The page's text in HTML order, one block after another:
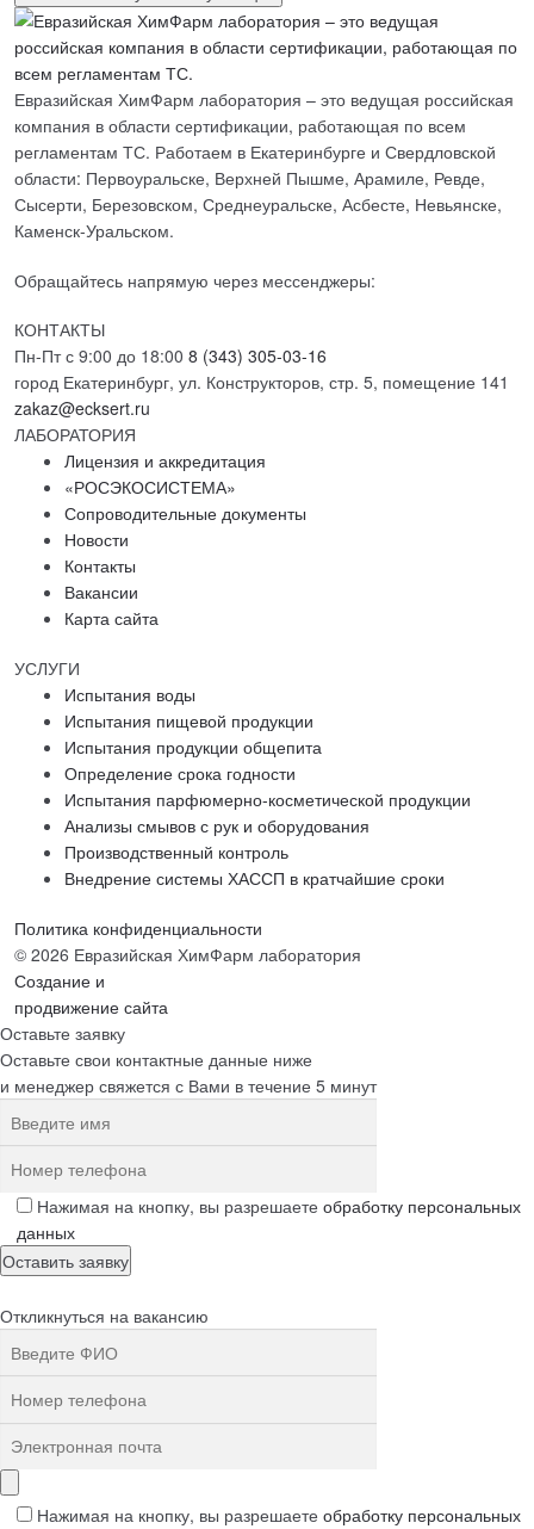
Евразийская ХимФарм лаборатория – это ведущая российская
компания в области сертификации, работающая по всем
регламентам ТС. Работаем в Екатеринбурге и Свердловской
области: Первоуральске, Верхней Пышме, Арамиле, Ревде,
Сысерти, Березовском, Среднеуральске, Асбесте, Невьянске,
Каменск-Уральском.
Обращайтесь напрямую через мессенджеры:
КОНТАКТЫ
Пн-Пт с 9:00 до 18:00 8 (343) 305-03-16
город Екатеринбург, ул. Конструкторов, стр. 5, помещение 141
zakaz@ecksert.ru
ЛАБОРАТОРИЯ
Лицензия и аккредитация
«РОСЭКОСИСТЕМА»
Сопроводительные документы
Новости
Контакты
Вакансии
Карта сайта
УСЛУГИ
Испытания воды
Испытания пищевой продукции
Испытания продукции общепита
Определение срока годности
Испытания парфюмерно-косметической продукции
Анализы смывов с рук и оборудования
Производственный контроль
Внедрение системы ХАССП в кратчайшие сроки
Политика конфиденциальности
© 2026 Евразийская ХимФарм лаборатория
Создание и
продвижение сайта
Оставьте заявку
Оставьте свои контактные данные ниже
и менеджер свяжется с Вами в течение 5 минут
Нажимая на кнопку, вы разрешаете обработку персональных
данных
Откликнуться на вакансию
Нажимая на кнопку, вы разрешаете обработку персональных